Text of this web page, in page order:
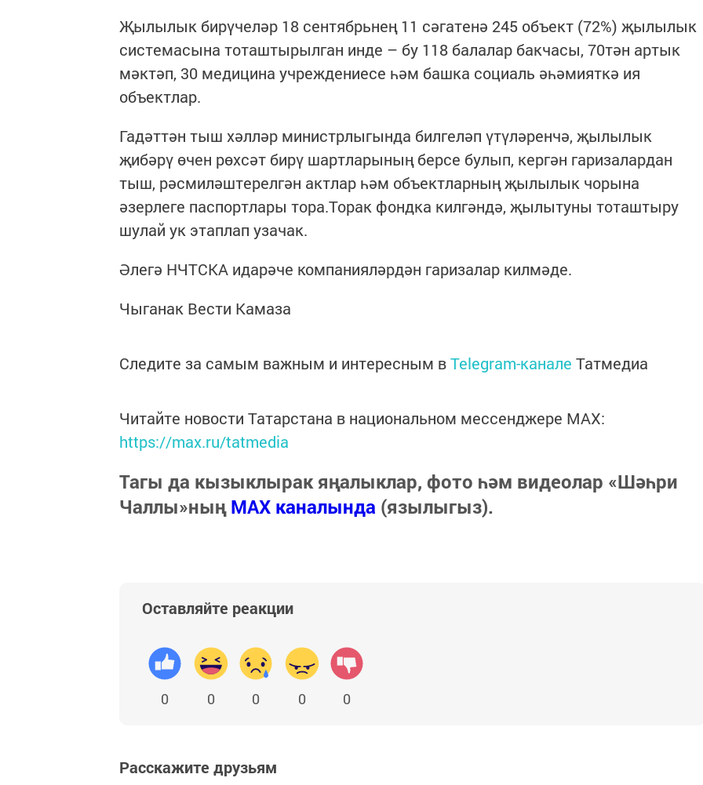
Җылылык бирүчеләр 18 сентябрьнең 11 сәгатенә 245 объект (72%) җылылык
системасына тоташтырылган инде – бу 118 балалар бакчасы, 70тән артык
мәктәп, 30 медицина учреждениесе һәм башка социаль әһәмияткә ия
объектлар.
Гадәттән тыш хәлләр министрлыгында билгеләп үтүләренчә, җылылык
җибәрү өчен рөхсәт бирү шартларының берсе булып, кергән гаризалардан
тыш, рәсмиләштерелгән актлар һәм объектларның җылылык чорына
әзерлеге паспортлары тора.Торак фондка килгәндә, җылытуны тоташтыру
шулай ук этаплап узачак.
Әлегә НЧТСКА идарәче компанияләрдән гаризалар килмәде.
Чыганак Вести Камаза
Следите за самым важным и интересным вTelegram-канале Татмедиа
Читайте новости Татарстана в национальном мессенджере MАХ:
https://max.ru/tatmedia
Тагы да кызыклырак яңалыклар, фото һәм видеолар «Шәһри
Чаллы»ныңMAX каналында (язылыгыз).
Оставляйте реакции
0 0 0 0 0
Расскажите друзьям